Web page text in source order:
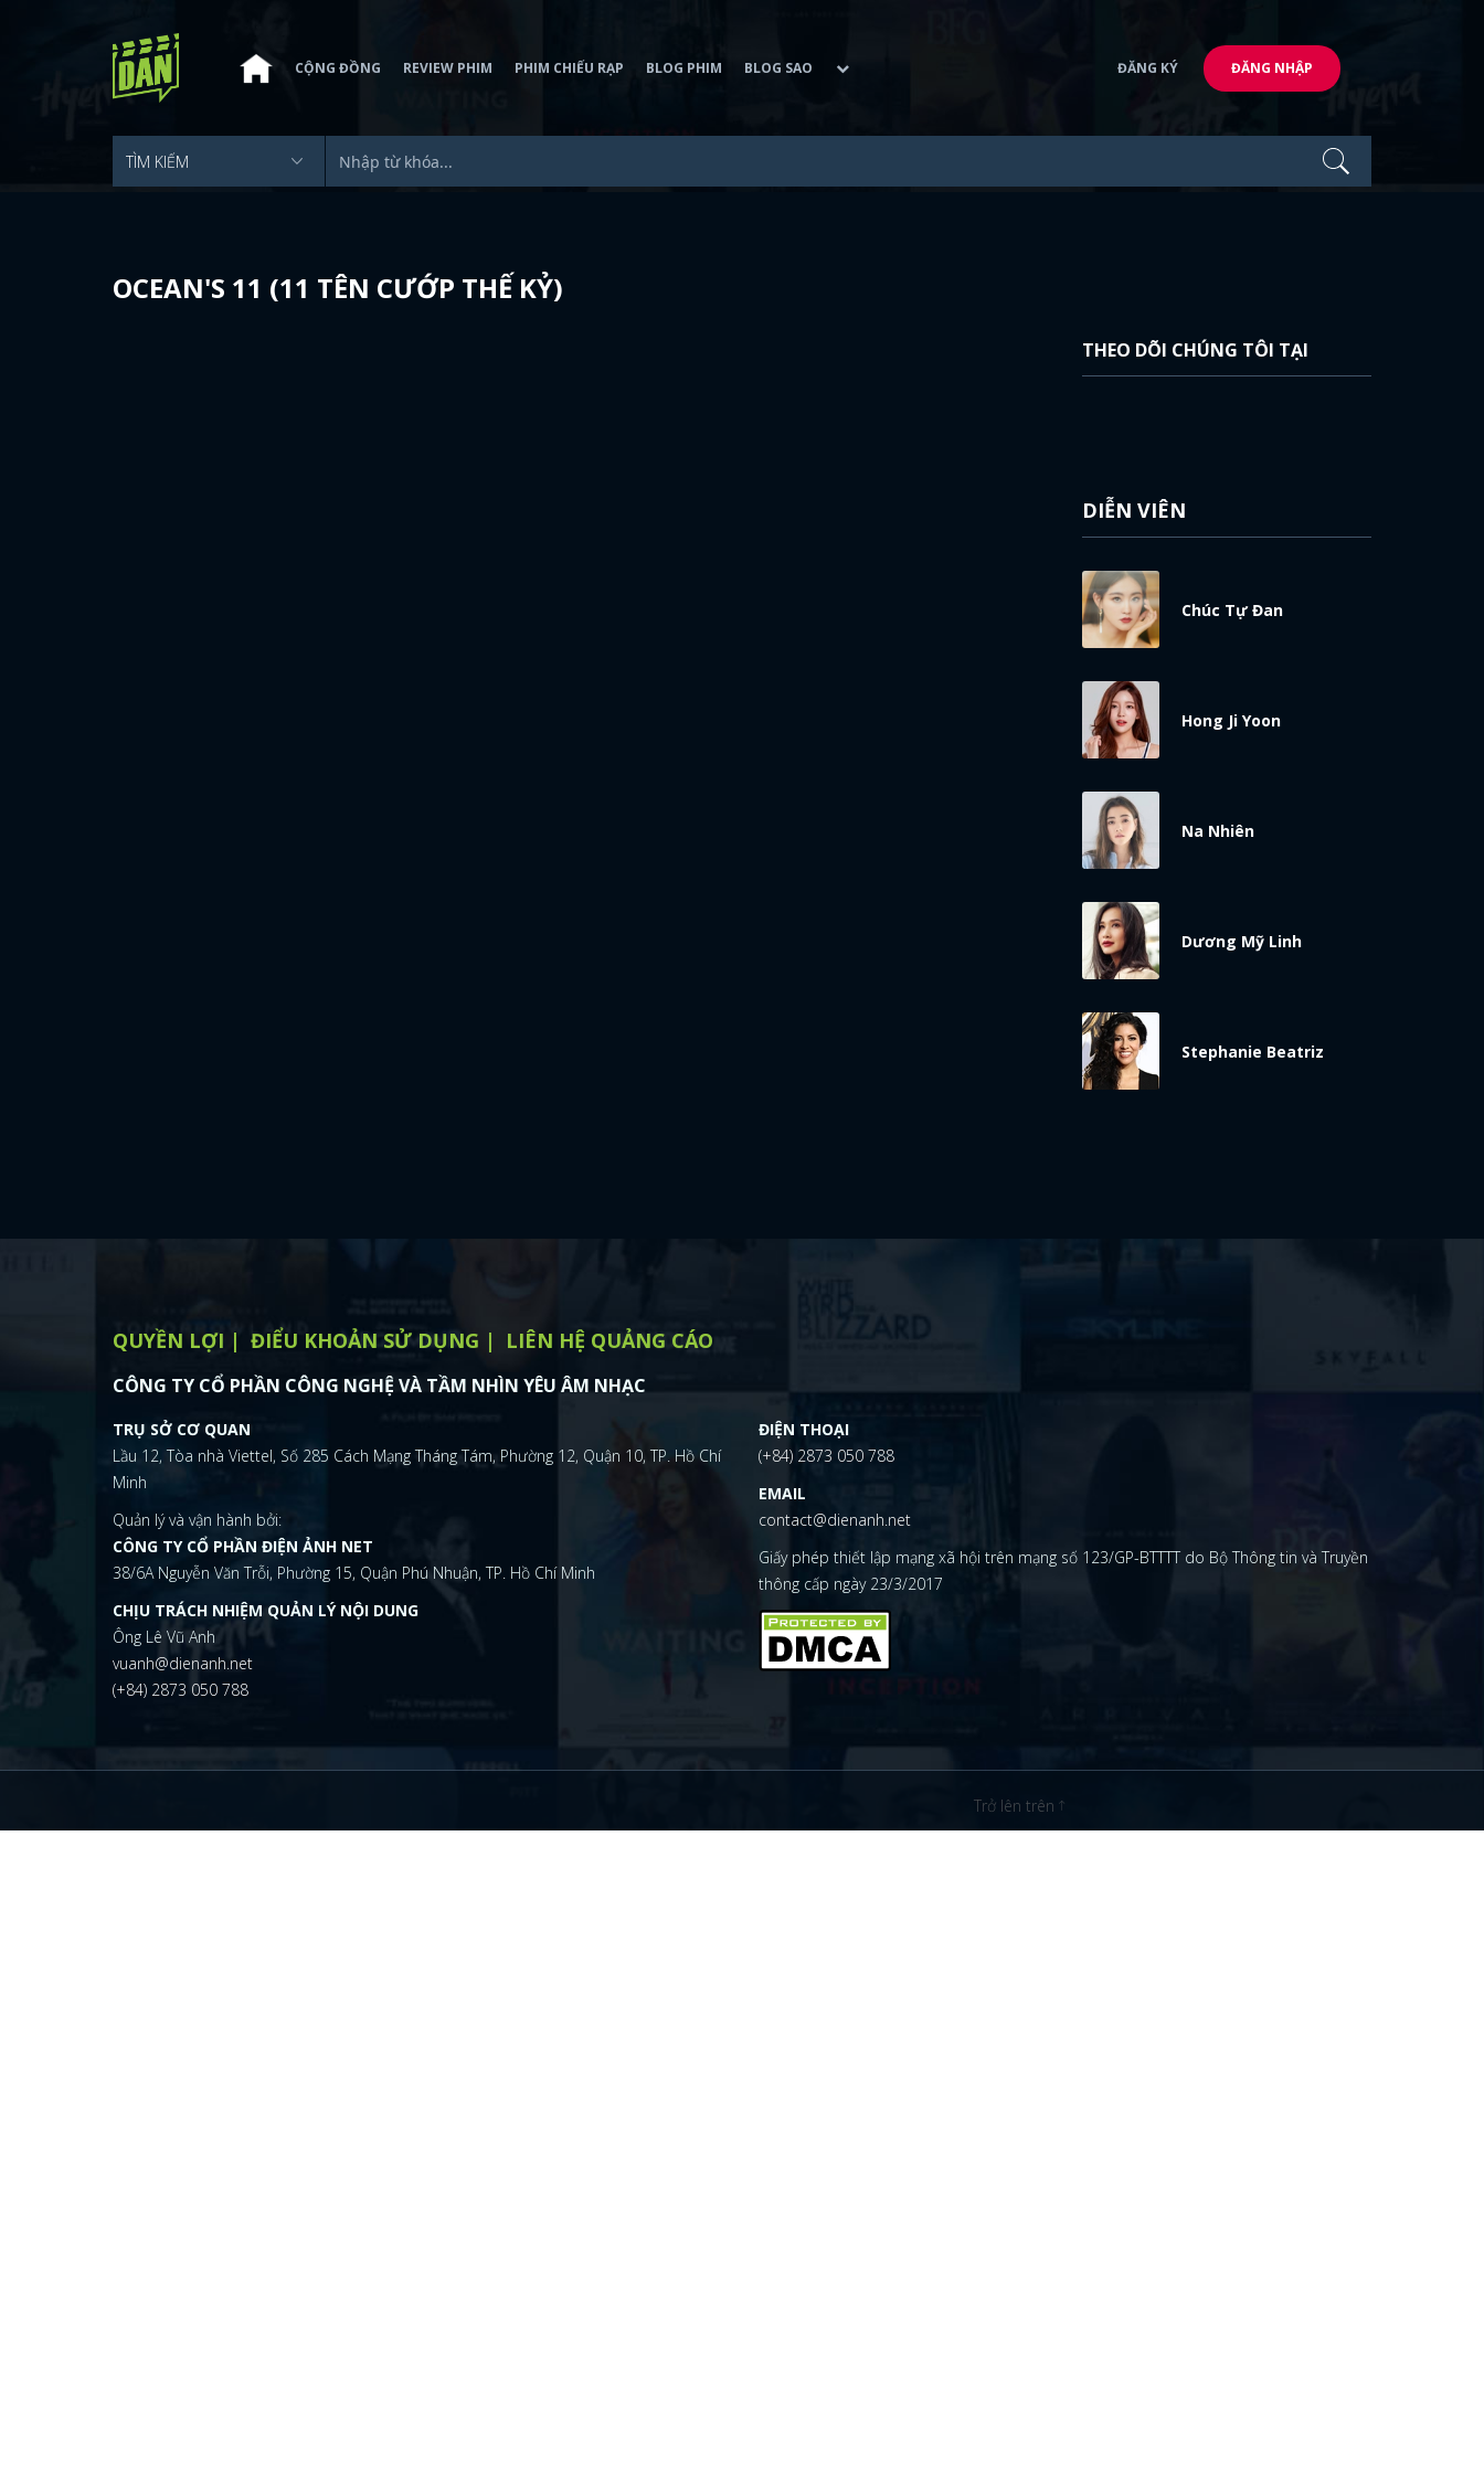
ĐĂNG NHẬP
GOOGLE
CỘNG ĐỒNG REVIEW PHIM PHIM CHIẾU RẠP BLOG PHIM BLOG SAO ĐĂNG KÝ ĐĂNG NHẬP
OCEAN'S 11 (11 TÊN CƯỚP THẾ KỶ)
THEO DÕI CHÚNG TÔI TẠI
DIỄN VIÊN
Chúc Tự Đan
Hong Ji Yoon
Na Nhiên
Dương Mỹ Linh
Stephanie Beatriz
QUYỀN LỢI ĐIỂU KHOẢN SỬ DỤNG LIÊN HỆ QUẢNG CÁO
CÔNG TY CỔ PHẦN CÔNG NGHỆ VÀ TẦM NHÌN YÊU ÂM NHẠC
TRỤ SỞ CƠ QUAN
Lầu 12, Tòa nhà Viettel, Số 285 Cách Mạng Tháng Tám, Phường 12, Quận 10, TP. Hồ Chí
Minh
Quản lý và vận hành bởi:
CÔNG TY CỔ PHẦN ĐIỆN ẢNH NET
38/6A Nguyễn Văn Trỗi, Phường 15, Quận Phú Nhuận, TP. Hồ Chí Minh
CHỊU TRÁCH NHIỆM QUẢN LÝ NỘI DUNG
Ông Lê Vũ Anh
vuanh@dienanh.net
(+84) 2873 050 788
ĐIỆN THOẠI
(+84) 2873 050 788
EMAIL
contact@dienanh.net
Giấy phép thiết lập mạng xã hội trên mạng số 123/GP-BTTTT do Bộ Thông tin và Truyền
thông cấp ngày 23/3/2017
Trở lên trên